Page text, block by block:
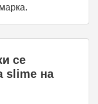
се
slime на